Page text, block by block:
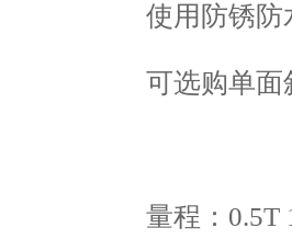
使用防锈防
可选购单面
量程：0.5T